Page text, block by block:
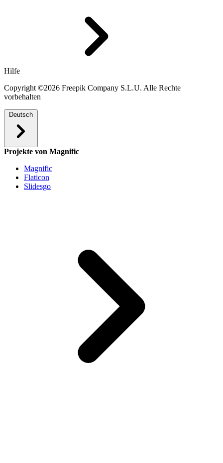
Hilfe
Copyright ©2026 Freepik Company S.L.U. Alle Rechte
vorbehalten
Deutsch
Projekte von Magnific
Magnific
Flaticon
Slidesgo